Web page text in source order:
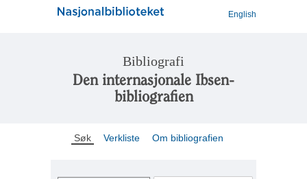
English
Bibliografi
Den internasjonale Ibsen-
bibliografien
Søk Verkliste Om bibliografien